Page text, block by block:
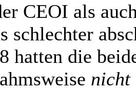
CEOI als
schlechter
hatten die
nicht